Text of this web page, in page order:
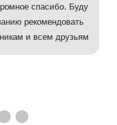
спасибо. Буду
рекомендовать
и всем друзьям